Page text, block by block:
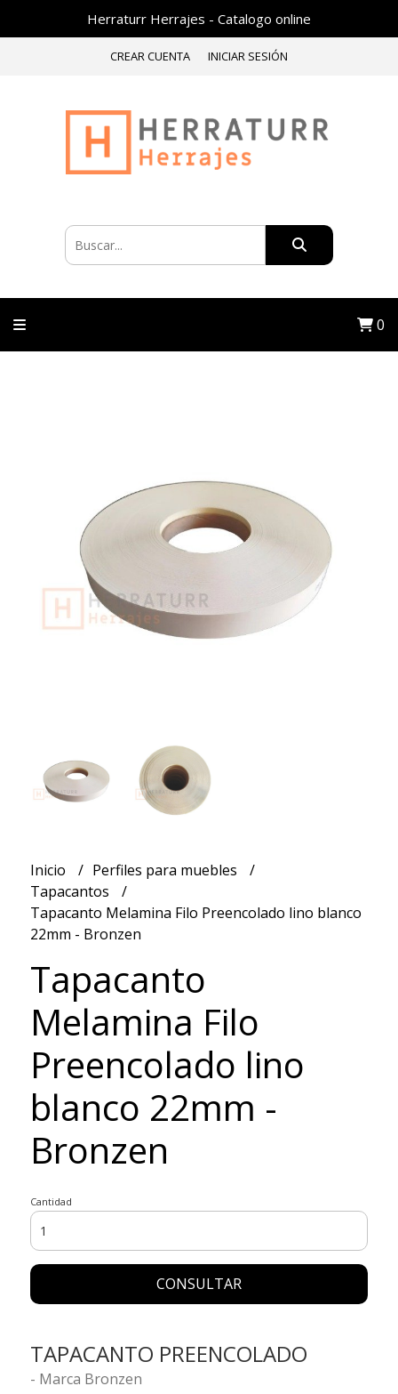
Herraturr Herrajes - Catalogo online
CREAR CUENTA INICIAR SESIÓN
0
Inicio
Perfiles para muebles
Tapacantos
Tapacanto Melamina Filo Preencolado lino blanco
22mm - Bronzen
Tapacanto
Melamina Filo
Preencolado lino
blanco 22mm -
Bronzen
Cantidad
CONSULTAR
TAPACANTO PREENCOLADO
- Marca Bronzen